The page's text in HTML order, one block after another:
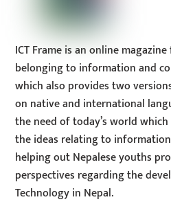
ICT Frame is an online
belonging to information and
which also provides two
on native and international
the need of today’s world
the ideas relating to
helping out Nepalese youths
perspectives regarding the
Technology in Nepal.